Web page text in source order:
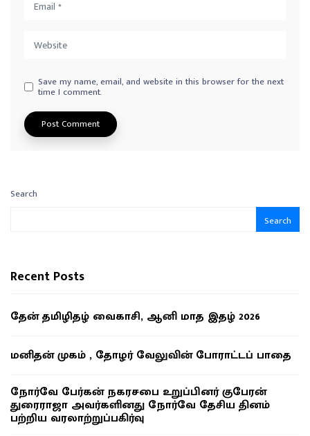
Save my name, email, and website in this browser for the next
time I comment.
Search
Search
Recent Posts
தேன் தமிழிதழ் வைகாசி, ஆனி மாத இதழ் 2026
மனிதன் முகம் , தோழர் வேலுவின் போராட்டப் பாதை
நோர்வே பேர்கன் நகரசபை உறுப்பினர் குபேரன்
துரைராஜா அவர்களினது நோர்வே தேசிய தினம்
பற்றிய வரலாற்றுப்பகிர்வு